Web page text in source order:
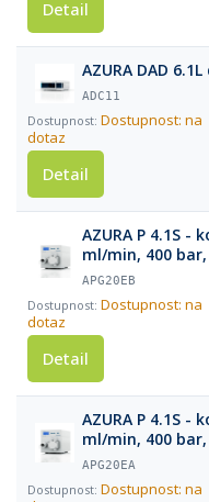
Detail
AZURA DAD
ADC11
Dostupnost: na
dotaz
Detail
AZURA P 4.1S
ml/min, 400
senzorem
APG20EB
Dostupnost: na
dotaz
Detail
AZURA P 4.1S
ml/min, 400
senzorem
APG20EA
Dostupnost: na